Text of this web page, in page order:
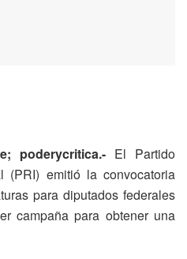
poderycritica.- El Partido
(PRI) emitió la convocatoria
para diputados federales
campaña para obtener una